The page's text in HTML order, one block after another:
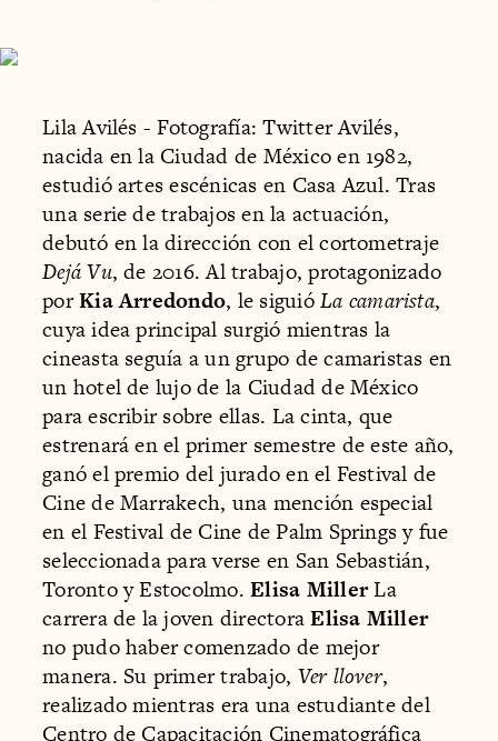
Lila Avilés - Fotografía: Twitter Avilés,
nacida en la Ciudad de México en 1982,
estudió artes escénicas en Casa Azul. Tras
una serie de trabajos en la actuación,
debutó en la dirección con el cortometraje
Dejá Vu, de 2016. Al trabajo, protagonizado
porKia Arredondo, le siguióLa camarista,
cuya idea principal surgió mientras la
cineasta seguía a un grupo de camaristas en
un hotel de lujo de la Ciudad de México
para escribir sobre ellas. La cinta, que
estrenará en el primer semestre de este año,
ganó el premio del jurado en el Festival de
Cine de Marrakech, una mención especial
en el Festival de Cine de Palm Springs y fue
seleccionada para verse en San Sebastián,
Toronto y Estocolmo.Elisa MillerLa
carrera de la joven directoraElisa Miller
no pudo haber comenzado de mejor
manera. Su primer trabajo, Ver llover,
realizado mientras era una estudiante del
Centro de Capacitación Cinematográfica